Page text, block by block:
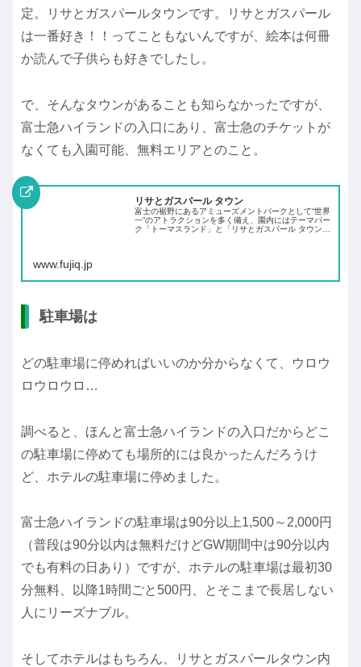
定。リサとガスパールタウンです。リサとガスパール
は一番好き！！ってこともないんですが、絵本は何冊
か読んで子供らも好きでしたし。
で、そんなタウンがあることも知らなかったですが、
富士急ハイランドの入口にあり、富士急のチケットが
なくても入園可能、無料エリアとのこと。
リサとガスパール タウン
富士の裾野にあるアミューズメントパークとして“世界
一”のアトラクションを多く備え、園内にはテーマパー
ク「トーマスランド」と「リサとガスパール タウン」
www.fujiq.jp
駐車場は
どの駐車場に停めればいいのか分からなくて、ウロウ
ロウロウロ…
調べると、ほんと富士急ハイランドの入口だからどこ
の駐車場に停めても場所的には良かったんだろうけ
ど、ホテルの駐車場に停めました。
富士急ハイランドの駐車場は90分以上1,500～2,000円
（普段は90分以内は無料だけどGW期間中は90分以内
でも有料の日あり）ですが、ホテルの駐車場は最初30
分無料、以降1時間ごと500円、とそこまで長居しない
人にリーズナブル。
そしてホテルはもちろん、リサとガスパールタウン内